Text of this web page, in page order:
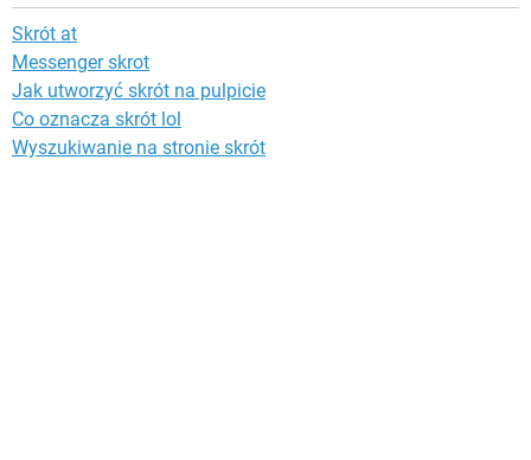
Skrót at
Messenger skrot
Jak utworzyć skrót na pulpicie
Co oznacza skrót lol
Wyszukiwanie na stronie skrót